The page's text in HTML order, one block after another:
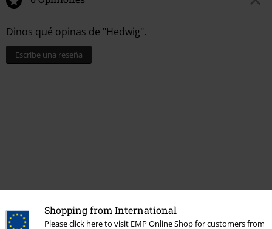
Shopping from International
Please click here to visit EMP Online Shop for customers from
Dinos qué opinas de "Hedwig".
Escribe una reseña
Más categorías. Más opciones